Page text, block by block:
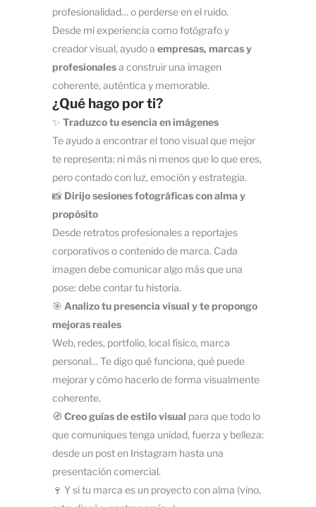
profesionalidad… o perderse en el ruido.
Desde mi experiencia como fotógrafo y
creador visual, ayudo a empresas, marcas y
profesionalesa construir una imagen
coherente, auténtica y memorable.
¿Qué hago por ti?
✨ Traduzco tu esencia en imágenes
Te ayudo a encontrar el tono visual que mejor
te representa: ni más ni menos que lo que eres,
pero contado con luz, emoción y estrategia.
📸 Dirijo sesiones fotográficas con alma y
propósito
Desde retratos profesionales a reportajes
corporativos o contenido de marca. Cada
imagen debe comunicar algo más que una
pose: debe contar tu historia.
🎯 Analizo tu presencia visual y te propongo
mejoras reales
Web, redes, portfolio, local físico, marca
personal… Te digo qué funciona, qué puede
mejorar y cómo hacerlo de forma visualmente
coherente.
🧭 Creo guías de estilo visual para que todo lo
que comuniques tenga unidad, fuerza y belleza:
desde un post en Instagram hasta una
presentación comercial.
🍷 Y si tu marca es un proyecto con alma (vino,